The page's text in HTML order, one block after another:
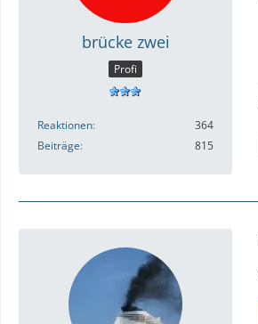
brücke zwei
Profi
Reaktionen
364
Beiträge
815